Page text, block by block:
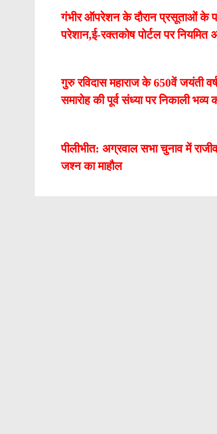
गंभीर ऑपरेशन के दौरान प्रसूताओं के
परेशान,ई-रक्तकोष पोर्टल पर नियमित
गुरु रविदास महाराज के 650वें जयंती
समारोह की पूर्व संध्या पर निकाली भव्य
पीलीभीत: अग्रवाल सभा चुनाव में
जश्न का माहौल